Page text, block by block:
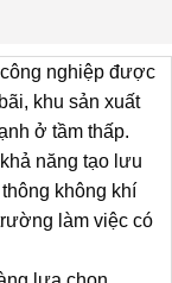
nghiệp được
khu sản xuất
ở tầm thấp.
năng tạo lưu
không khí
làm việc có